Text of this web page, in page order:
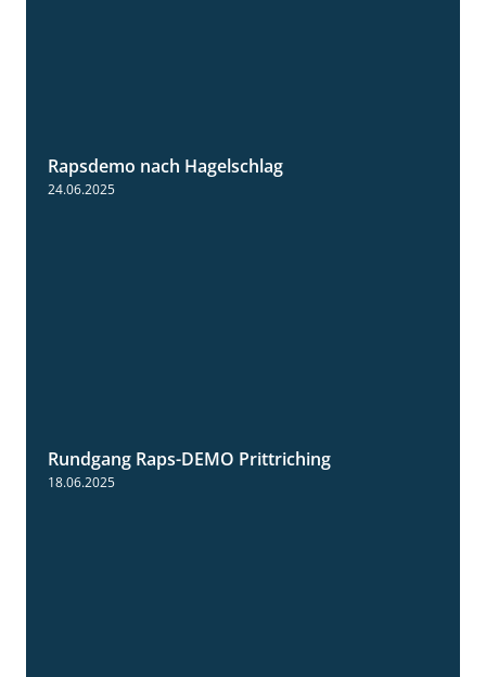
Rapsdemo nach Hagelschlag
24.06.2025
Rundgang Raps-DEMO Prittriching
18.06.2025